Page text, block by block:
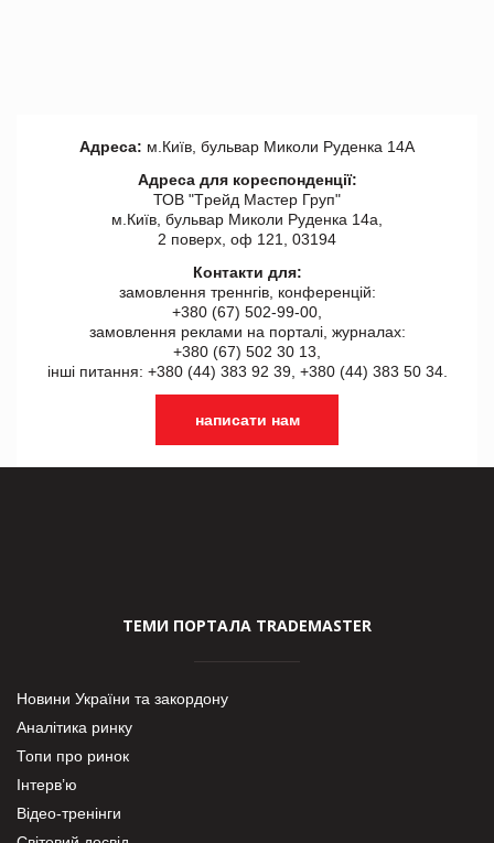
Адреса: м.Київ, бульвар Миколи Руденка 14А
Адреса для кореспонденції:
ТОВ "Tрейд Мастер Груп"
м.Київ, бульвар Миколи Руденка 14а,
2 поверх, оф 121, 03194
Контакти для:
замовлення треннгів, конференцій:
+380 (67) 502-99-00,
замовлення реклами на порталі, журналах:
+380 (67) 502 30 13,
інші питання: +380 (44) 383 92 39, +380 (44) 383 50 34.
написати нам
ТЕМИ ПОРТАЛА TRADEMASTER
Новини України та закордону
Аналітика ринку
Топи про ринок
Інтерв’ю
Відео-тренінги